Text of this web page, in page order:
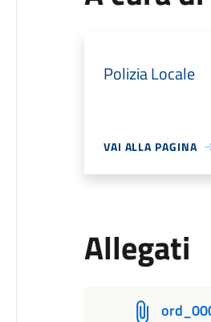
Polizia Locale
VAI ALLA PAGINA
Allegati